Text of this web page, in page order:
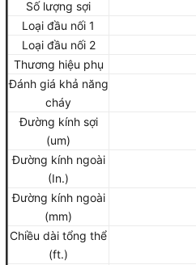
Số lượng sợi
Loại đầu nối 1
Loại đầu nối 2
Thương hiệu phụ
Đánh giá khả năng
cháy
Đường kính sợi
(um)
Đường kính ngoài
(In.)
Đường kính ngoài
(mm)
Chiều dài tổng thể
(ft.)